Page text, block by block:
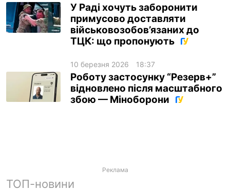
У Раді хочуть заборонити
примусово доставляти
військовозобов’язаних до
ТЦК: що пропонують
10 березня 2026 18:37
Роботу застосунку “Резерв+”
відновлено після масштабного
збою — Міноборони
Реклама
ТОП-новини